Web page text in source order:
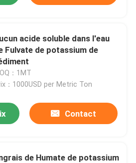
humique
acide soluble dans l'eau
Fulvate de potassium de
：1MT
：1000USD per Metric Ton
Contact
de Humate de potassium